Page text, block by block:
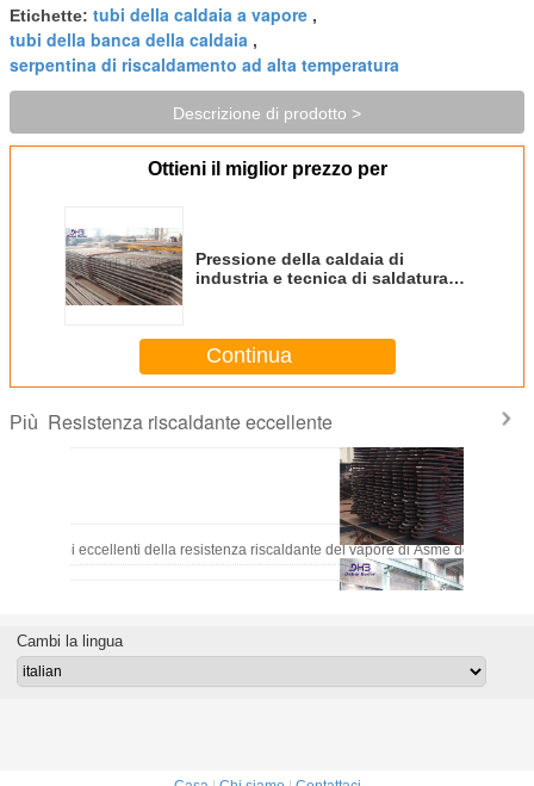
Etichette: tubi della caldaia a vapore ,
tubi della banca della caldaia ,
serpentina di riscaldamento ad alta temperatura
Descrizione di prodotto >
Ottieni il miglior prezzo per
Pressione della caldaia di
industria e tecnica di saldatura
Continua
Più Resistenza riscaldante eccellente
Tubi eccellenti della resistenza riscaldante del vapore di Asme del
Parti eccellenti della caldaia degli economizzatori e dei riscaldatori a aria
Cambi la lingua